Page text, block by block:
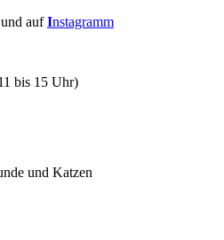
und aufInstagramm
bis 15 Uhr)
und Katzen